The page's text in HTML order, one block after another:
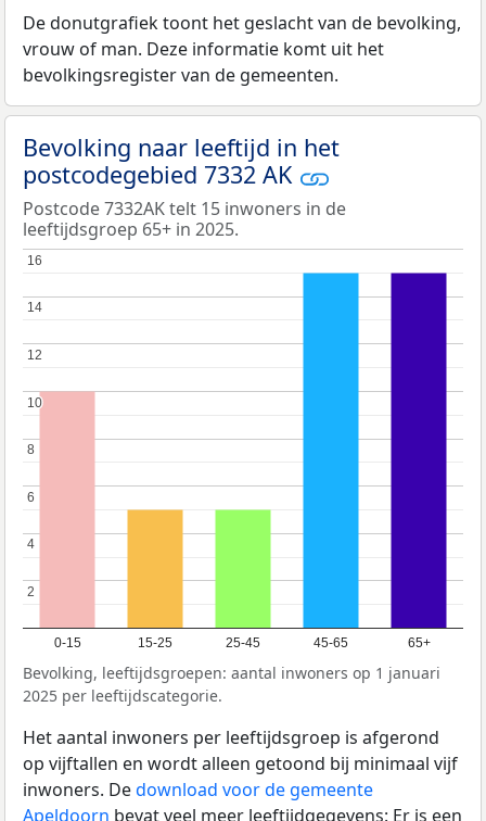
De donutgrafiek toont het geslacht van de bevolking,
vrouw of man. Deze informatie komt uit het
bevolkingsregister van de gemeenten.
Bevolking naar leeftijd in het
postcodegebied 7332 AK
Postcode 7332AK telt 15 inwoners in de
leeftijdsgroep 65+ in 2025.
0-15 15-25 25-45 45-65 65+
2
2
4
4
6
6
8
8
10
10
12
12
14
14
16
16
Bevolking, leeftijdsgroepen: aantal inwoners op 1 januari
2025 per leeftijdscategorie.
Het aantal inwoners per leeftijdsgroep is afgerond
op vijftallen en wordt alleen getoond bij minimaal vijf
inwoners. Dedownload voor de gemeente
Apeldoorn bevat veel meer leeftijdgegevens: Er is een